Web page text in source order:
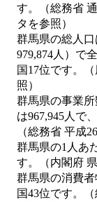
す。（総務省
タを参照）
群馬県の総人口
979,874人）で
国17位です。
照）
群馬県の事業所
は967,945人で
（総務省 平成
群馬県の1人あ
す。（内閣府
群馬県の消費
国43位です。